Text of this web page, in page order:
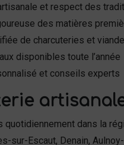
et respect des
des matières
de charcuteries et
disponibles toute l’année
et conseils experts
quotidiennement dans la
sur-Escaut, Denain,